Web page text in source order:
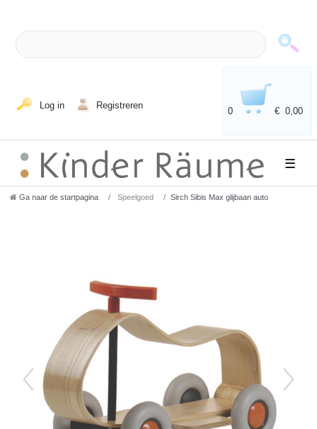
Log in Registreren
0 € 0,00
☰
Ga naar de startpagina Speelgoed Sirch Sibis Max glijbaan auto